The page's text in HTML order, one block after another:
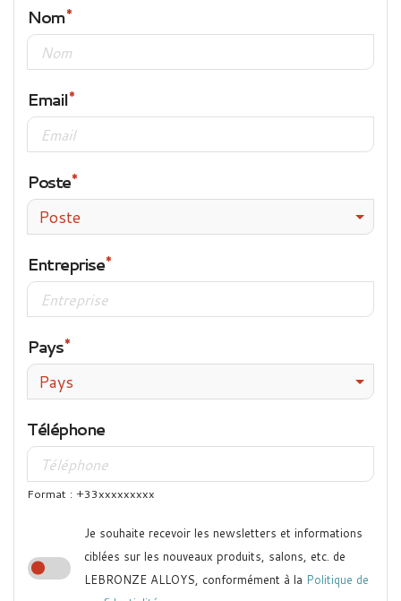
Nom
Email
Poste
Poste
Entreprise
Pays
Pays
Téléphone
Format : +33xxxxxxxxx
Je souhaite recevoir les newsletters et informations
ciblées sur les nouveaux produits, salons, etc. de
LEBRONZE ALLOYS, conformément à la Politique de